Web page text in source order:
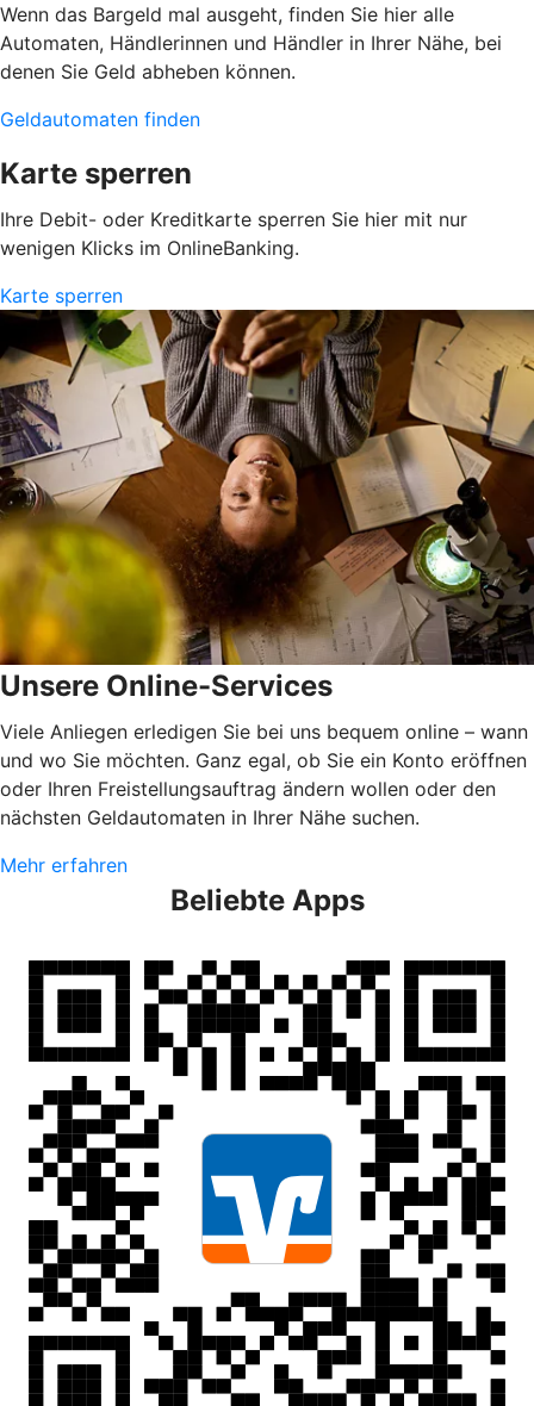
Wenn das Bargeld mal ausgeht, finden Sie hier alle
Automaten, Händlerinnen und Händler in Ihrer Nähe, bei
denen Sie Geld abheben können.
Geldautomaten finden
Karte sperren
Ihre Debit- oder Kreditkarte sperren Sie hier mit nur
wenigen Klicks im OnlineBanking.
Karte sperren
Unsere Online-Services
Viele Anliegen erledigen Sie bei uns bequem online – wann
und wo Sie möchten. Ganz egal, ob Sie ein Konto eröffnen
oder Ihren Freistellungsauftrag ändern wollen oder den
nächsten Geldautomaten in Ihrer Nähe suchen.
Mehr erfahren
Beliebte Apps